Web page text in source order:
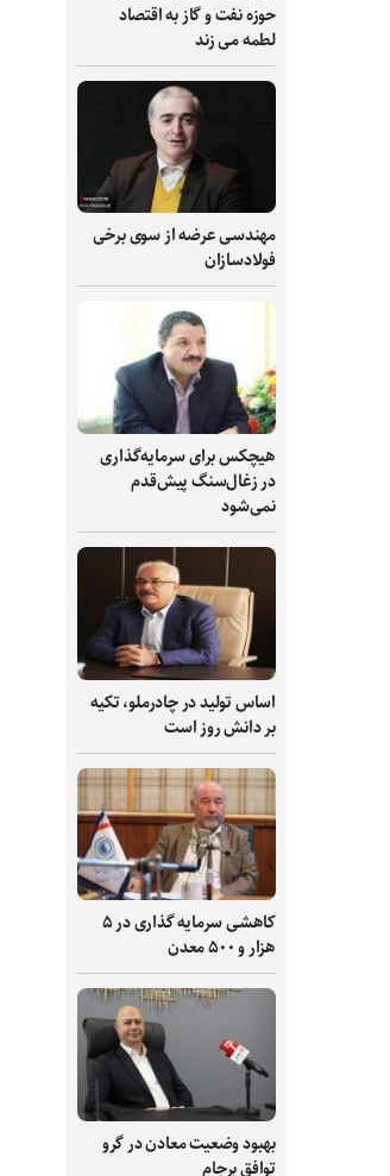
حوزه نفت و گاز به اقتصاد
لطمه می زند
مهندسی عرضه از سوی برخی
فولادسازان
هیچکس برای سرمایه‌گذاری
در زغال‌سنگ پیش‌قدم
نمی‌شود
اساس تولید در چادرملو، تکیه
بر دانش‌ روز است
کاهشی سرمایه گذاری در ۵
هزار و ۵۰۰ معدن
بهبود وضعیت معادن در گرو
توافق برجام